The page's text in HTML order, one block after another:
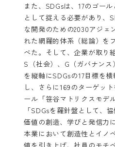
また、SDGsは、17のゴー
として捉える必要があり、
な開発のための2030アジェ
れた網羅的体系（総論）を
べた。そして、企業が取り
S（社会）、G（ガバナン
を縦軸にSDGsの17目標を
し、さらに169のターゲッ
ール「笹谷マトリクスモデ
「SDGsを羅針盤として、
価値の創造、学びと発信力
本業において創造性とイノ